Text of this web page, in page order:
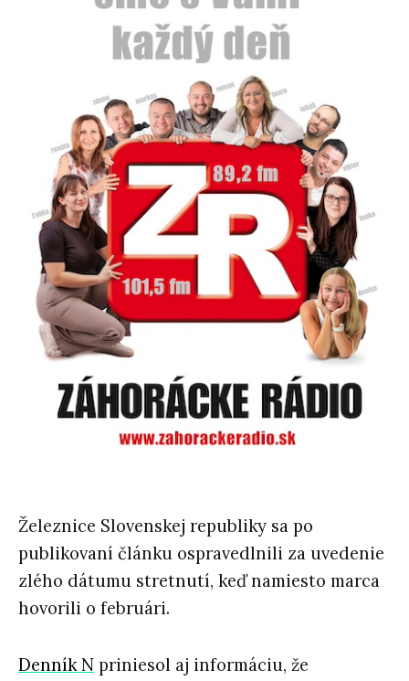
Železnice Slovenskej republiky sa po
publikovaní článku ospravedlnili za uvedenie
zlého dátumu stretnutí, keď namiesto marca
hovorili o februári.
Denník N priniesol aj informáciu, že